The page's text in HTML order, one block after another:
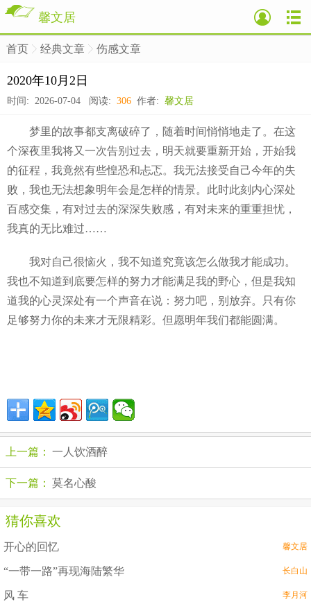
馨文居
首页 经典文章 伤感文章
2020年10月2日
时间: 2026-07-04 阅读: 306 作者: 馨文居
梦里的故事都支离破碎了，随着时间悄悄地走了。在这
个深夜里我将又一次告别过去，明天就要重新开始，开始我
的征程，我竟然有些惶恐和忐忑。我无法接受自己今年的失
败，我也无法想象明年会是怎样的情景。此时此刻内心深处
百感交集，有对过去的深深失败感，有对未来的重重担忧，
我真的无比难过……
我对自己很恼火，我不知道究竟该怎么做我才能成功。
我也不知道到底要怎样的努力才能满足我的野心，但是我知
道我的心灵深处有一个声音在说：努力吧，别放弃。只有你
足够努力你的未来才无限精彩。但愿明年我们都能圆满。
上一篇： 一人饮酒醉
下一篇： 莫名心酸
猜你喜欢
开心的回忆 馨文居
“一带一路”再现海陆繁华 长白山
风 车 李月河